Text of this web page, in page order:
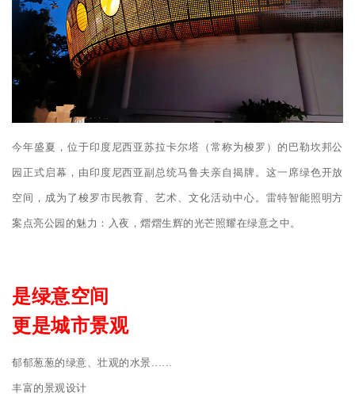
今年盛夏，位于印度尼西亚苏拉卡尔塔（常称为梭罗）的巴勒坎邦公
园正式启幕，由印度尼西亚副总统马鲁夫亲自揭牌。这一席绿色开放
空间，成为了梭罗市民教育、艺术、文化活动中心。雷特智能照明方
案点亮公园的魅力：入夜，熠熠生辉的光芒照耀在绿意之中。
是绿意空间
更是城市景观
郁郁葱葱的绿意、壮观的水景......
丰富的景观设计